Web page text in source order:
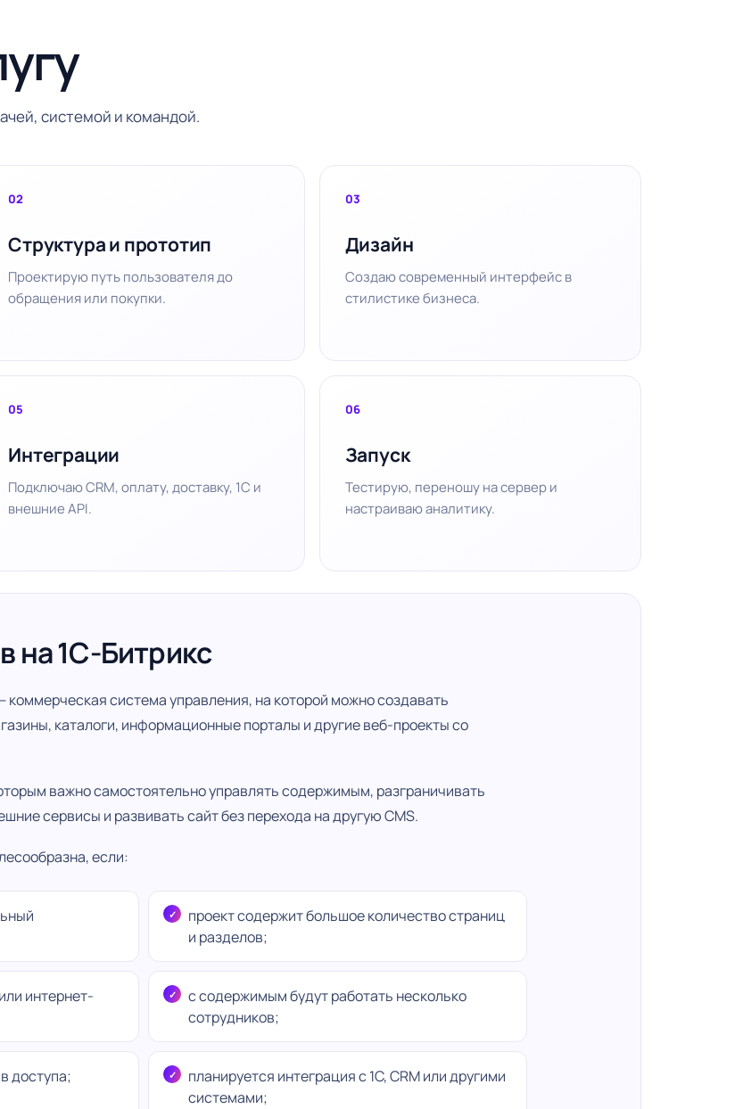
системой и командой.
02
Структура и прототип
Проектирую путь пользователя до
обращения или покупки.
03
Дизайн
Создаю современный интерфейс в
стилистике бизнеса.
05
Интеграции
Подключаю CRM, оплату, доставку, 1С и
внешние API.
06
Запуск
Тестирую, переношу на сервер и
настраиваю аналитику.
на 1С-Битрикс
система управления, на которой можно создавать
каталоги, информационные порталы и другие веб-проекты со
важно самостоятельно управлять содержимым, разграничивать
сервисы и развивать сайт без перехода на другую CMS.
если:
проект содержит большое количество страниц
и разделов;
интернет-
с содержимым будут работать несколько
сотрудников;
доступа;
планируется интеграция с 1С, CRM или другими
системами;